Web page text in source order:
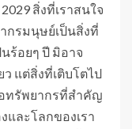
สิ่งที่เราสนใจ
กรมนุษย์เป็นสิ่งที่
ร้อยๆ ปี มิอาจ
ว แต่สิ่งที่เติบโตไป
ทรัพยากรที่สำคัญ
และโลกของเรา